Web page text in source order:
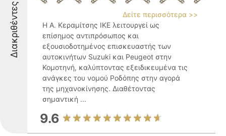
Διακριθέντες
Δείτε περισσότερα >>
Η Α. Κεραμίτσης ΙΚΕ λειτουργεί ως
επίσημος αντιπρόσωπος και
εξουσιοδοτημένος επισκευαστής των
αυτοκινήτων Suzuki και Peugeot στην
Κομοτηνή, καλύπτοντας εξειδικευμένα τις
ανάγκες του νομού Ροδόπης στην αγορά
της μηχανοκίνησης. Διαθέτοντας
σημαντική ...
9.6